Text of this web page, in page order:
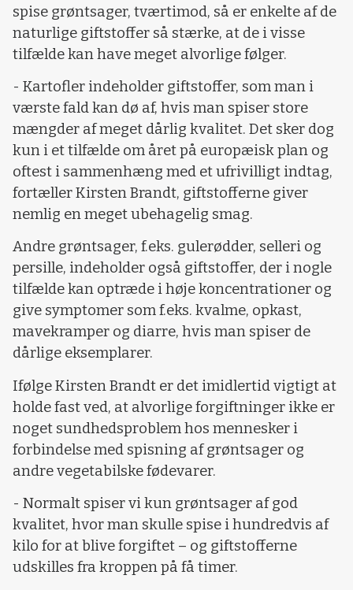
spise grøntsager, tværtimod, så er enkelte af de
naturlige giftstoffer så stærke, at de i visse
tilfælde kan have meget alvorlige følger.
- Kartofler indeholder giftstoffer, som man i
værste fald kan dø af, hvis man spiser store
mængder af meget dårlig kvalitet. Det sker dog
kun i et tilfælde om året på europæisk plan og
oftest i sammenhæng med et ufrivilligt indtag,
fortæller Kirsten Brandt, giftstofferne giver
nemlig en meget ubehagelig smag.
Andre grøntsager, f.eks. gulerødder, selleri og
persille, indeholder også giftstoffer, der i nogle
tilfælde kan optræde i høje koncentrationer og
give symptomer som f.eks. kvalme, opkast,
mavekramper og diarre, hvis man spiser de
dårlige eksemplarer.
Ifølge Kirsten Brandt er det imidlertid vigtigt at
holde fast ved, at alvorlige forgiftninger ikke er
noget sundhedsproblem hos mennesker i
forbindelse med spisning af grøntsager og
andre vegetabilske fødevarer.
- Normalt spiser vi kun grøntsager af god
kvalitet, hvor man skulle spise i hundredvis af
kilo for at blive forgiftet – og giftstofferne
udskilles fra kroppen på få timer.